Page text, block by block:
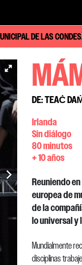
DE LAS
DE: TEAĊ
Irlanda
Sin diálogo
80 minutos
+ 10 años
Reuniendo
europea de
de la
lo universal y
Mundialmente
disciplinas